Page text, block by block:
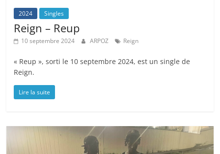
2024 Singles
Reign – Reup
10 septembre 2024 ARPOZ Reign
« Reup », sorti le 10 septembre 2024, est un single de
Reign.
Lire la suite